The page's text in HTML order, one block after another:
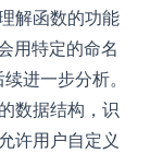
解函数的功能
用特定的命名
进一步分析。
数据结构，识
许用户自定义